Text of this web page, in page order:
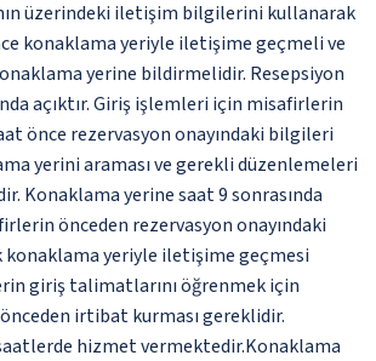
üzerindeki iletişim bilgilerini kullanarak
konaklama yeriyle iletişime geçmeli ve
yerine bildirmelidir. Resepsiyon
açıktır. Giriş işlemleri için misafirlerin
önce rezervasyon onayındaki bilgileri
yerini araması ve gerekli düzenlemeleri
Konaklama yerine saat 9 sonrasında
önceden rezervasyon onayındaki
yeriyle iletişime geçmesi
giriş talimatlarını öğrenmek için
irtibat kurması gereklidir.
saatlerde hizmet vermektedir.Konaklama